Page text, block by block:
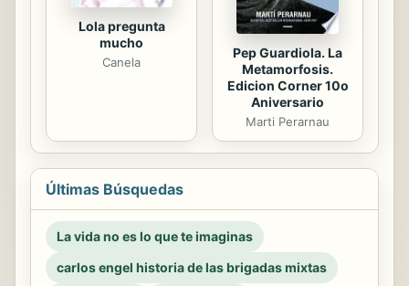
Lola pregunta
mucho
Canela
Pep Guardiola. La
Metamorfosis.
Edicion Corner 10o
Aniversario
Marti Perarnau
Últimas Búsquedas
La vida no es lo que te imaginas
carlos engel historia de las brigadas mixtas